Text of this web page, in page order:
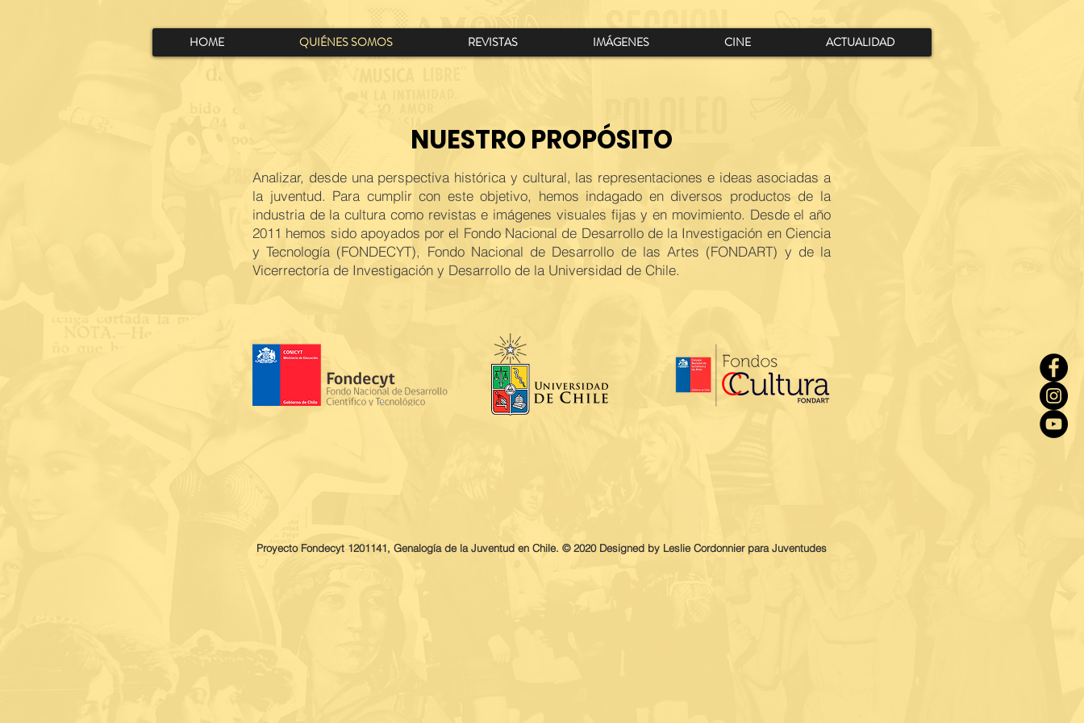
HOME QUIÉNES SOMOS REVISTAS IMÁGENES CINE ACTUALIDAD
NUESTRO PROPÓSITO
Analizar, desde una perspectiva histórica y cultural, las representaciones e ideas asociadas a
la juventud. Para cumplir con este objetivo, hemos indagado en diversos productos de la
industria de la cultura como revistas e imágenes visuales fijas y en movimiento. Desde el año
2011 hemos sido apoyados por el Fondo Nacional de Desarrollo de la Investigación en Ciencia
y Tecnología (FONDECYT), Fondo Nacional de Desarrollo de las Artes (FONDART) y de la
Vicerrectoría de Investigación y Desarrollo de la Universidad de Chile.
Proyecto Fondecyt 1201141, Genalogía de la Juventud en Chile. © 2020 Designed by Leslie Cordonnier para Juventudes